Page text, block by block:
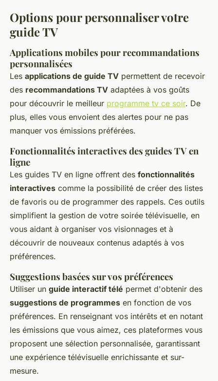
Options pour personnaliser votre
guide TV
Applications mobiles pour recommandations
personnalisées
Les applications de guide TV permettent de recevoir
des recommandations TV adaptées à vos goûts
pour découvrir le meilleur programme tv ce soir. De
plus, elles vous envoient des alertes pour ne pas
manquer vos émissions préférées.
Fonctionnalités interactives des guides TV en
ligne
Les guides TV en ligne offrent des fonctionnalités
interactives comme la possibilité de créer des listes
de favoris ou de programmer des rappels. Ces outils
simplifient la gestion de votre soirée télévisuelle, en
vous aidant à organiser vos visionnages et à
découvrir de nouveaux contenus adaptés à vos
préférences.
Suggestions basées sur vos préférences
Utiliser un guide interactif télé permet d'obtenir des
suggestions de programmes en fonction de vos
préférences. En renseignant vos intérêts et en notant
les émissions que vous aimez, ces plateformes vous
proposent une sélection personnalisée, garantissant
une expérience télévisuelle enrichissante et sur-
mesure.